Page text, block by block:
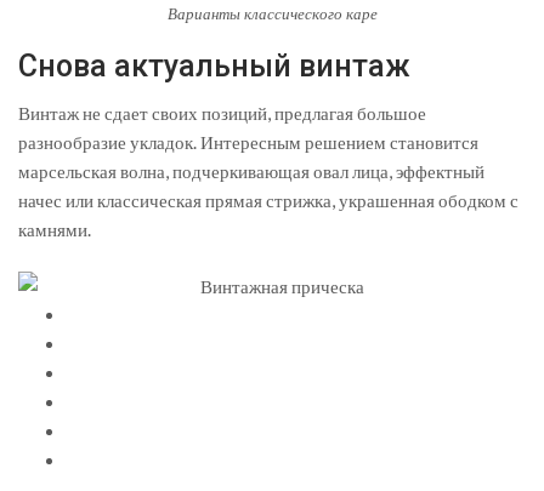
Варианты классического каре
Снова актуальный винтаж
Винтаж не сдает своих позиций, предлагая большое
разнообразие укладок. Интересным решением становится
марсельская волна, подчеркивающая овал лица, эффектный
начес или классическая прямая стрижка, украшенная ободком с
камнями.